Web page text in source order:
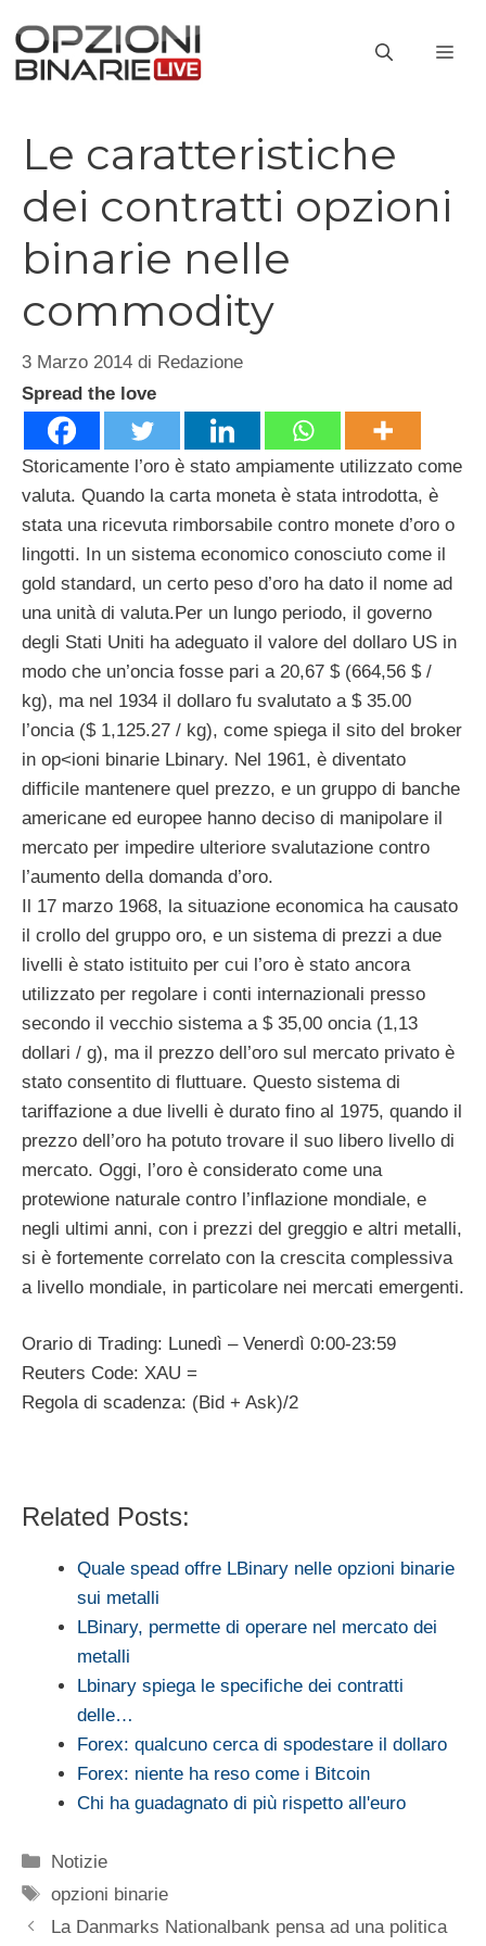
contenuto
Le caratteristiche
dei contratti opzioni
binarie nelle
commodity
3 Marzo 2014 di Redazione
Spread the love
Storicamente l’oro è stato ampiamente utilizzato come
valuta. Quando la carta moneta è stata introdotta, è
stata una ricevuta rimborsabile contro monete d’oro o
lingotti. In un sistema economico conosciuto come il
gold standard, un certo peso d’oro ha dato il nome ad
una unità di valuta.Per un lungo periodo, il governo
degli Stati Uniti ha adeguato il valore del dollaro US in
modo che un’oncia fosse pari a 20,67 $ (664,56 $ /
kg), ma nel 1934 il dollaro fu svalutato a $ 35.00
l’oncia ($ 1,125.27 / kg), come spiega il sito del broker
in op<ioni binarie Lbinary. Nel 1961, è diventato
difficile mantenere quel prezzo, e un gruppo di banche
americane ed europee hanno deciso di manipolare il
mercato per impedire ulteriore svalutazione contro
l’aumento della domanda d’oro.
Il 17 marzo 1968, la situazione economica ha causato
il crollo del gruppo oro, e un sistema di prezzi a due
livelli è stato istituito per cui l’oro è stato ancora
utilizzato per regolare i conti internazionali presso
secondo il vecchio sistema a $ 35,00 oncia (1,13
dollari / g), ma il prezzo dell’oro sul mercato privato è
stato consentito di fluttuare. Questo sistema di
tariffazione a due livelli è durato fino al 1975, quando il
prezzo dell’oro ha potuto trovare il suo libero livello di
mercato. Oggi, l’oro è considerato come una
protewione naturale contro l’inflazione mondiale, e
negli ultimi anni, con i prezzi del greggio e altri metalli,
si è fortemente correlato con la crescita complessiva
a livello mondiale, in particolare nei mercati emergenti.
Orario di Trading: Lunedì – Venerdì 0:00-23:59
Reuters Code: XAU =
Regola di scadenza: (Bid + Ask)/2
Related Posts:
Quale spead offre LBinary nelle opzioni binarie
sui metalli
LBinary, permette di operare nel mercato dei
metalli
Lbinary spiega le specifiche dei contratti
delle…
Forex: qualcuno cerca di spodestare il dollaro
Forex: niente ha reso come i Bitcoin
Chi ha guadagnato di più rispetto all'euro
Categorie
Notizie
Tag
opzioni binarie
La Danmarks Nationalbank pensa ad una politica